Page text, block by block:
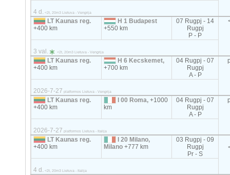
4 d. <2t, 20m3 Lietuva - Vengrija
LT Kaunas reg.
+400 km
H 1 Budapest
+550 km
07 Rugpj - 14
Rugpj
P - P
3 val. <2t, 20m3 Lietuva - Vengrija
LT Kaunas reg.
+400 km
H 6 Kecskemet,
+700 km
04 Rugpj - 07
Rugpj
A - P
2026-7-27 platformos Lietuva - Vengrija
LT Kaunas reg.
+400 km
I 00 Roma,+1000
km
04 Rugpj - 07
Rugpj
A - P
2026-7-27 platformos Lietuva - Italija
LT Kaunas reg.
+400 km
I 20 Milano,
Milano+777 km
03 Rugpj - 09
Rugpj
Pr - S
4 d. <2t, 20m3 Lietuva - Italija